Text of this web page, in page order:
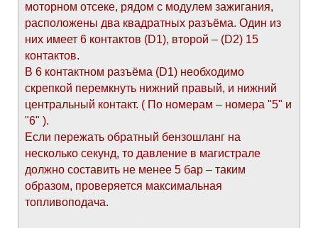
моторном отсеке, рядом с модулем зажигания,
расположены два квадратных разъёма. Один из
них имеет 6 контактов (D1), второй – (D2) 15
контактов.
В 6 контактном разъёма (D1) необходимо
скрепкой перемкнуть нижний правый, и нижний
центральный контакт. ( По номерам – номера "5" и
"6" ).
Если пережать обратный бензошланг на
несколько секунд, то давление в магистрале
должно составить не менее 5 бар – таким
образом, проверяется максимальная
топливоподача.